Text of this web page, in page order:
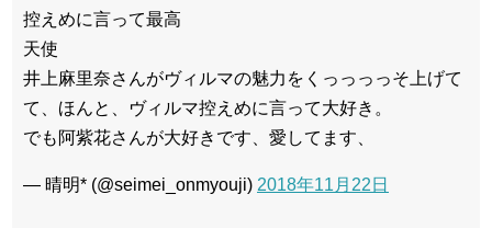
控えめに言って最高
天使
井上麻里奈さんがヴィルマの魅力をくっっっっそ上げて
て、ほんと、ヴィルマ控えめに言って大好き。
でも阿紫花さんが大好きです、愛してます、
— 晴明* (@seimei_onmyouji) 2018年11月22日